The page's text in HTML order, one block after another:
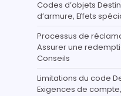
Codes d’objets
d’armure, Effets
Processus de
Assurer une
Conseils
Limitations du code
Exigences de